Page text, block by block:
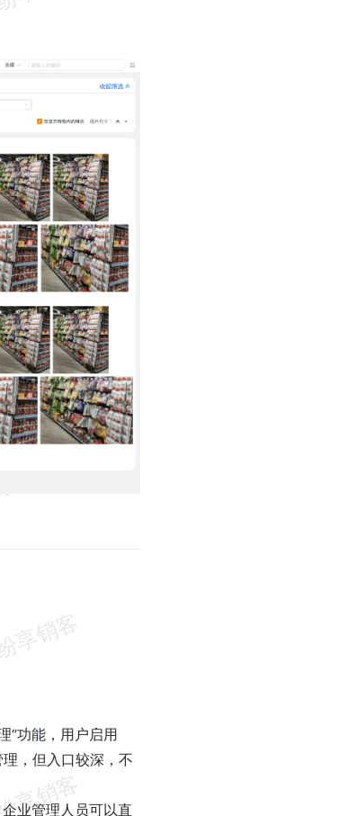
“功能，用户启用
，但入口较深，不
业管理人员可以直